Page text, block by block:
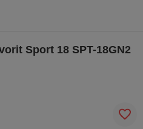
Sport 18 SPT-18GN2